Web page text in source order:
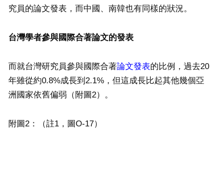
究員的論文發表，而中國、南韓也有同樣的狀況。
台灣學者參與國際合著論文的發表
而就台灣研究員參與國際合著論文發表的比例，過去20
年雖從約0.8%成長到2.1%，但這成長比起其他幾個亞
洲國家依舊偏弱（附圖2）。
附圖2：（註1，圖O-17）